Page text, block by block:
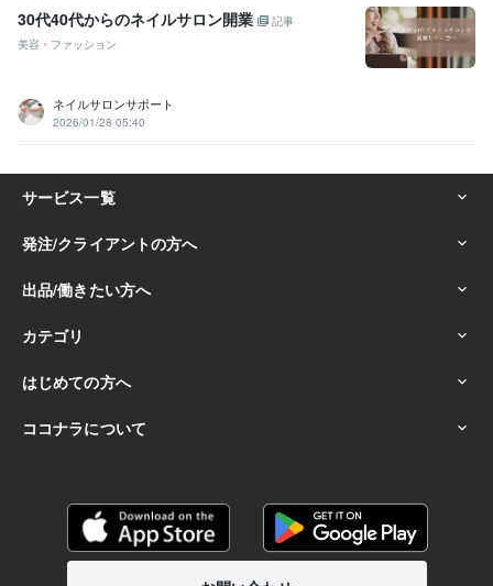
30代40代からのネイルサロン開業
記事
美容・ファッション
ネイルサロンサポート
2026/01/28 05:40